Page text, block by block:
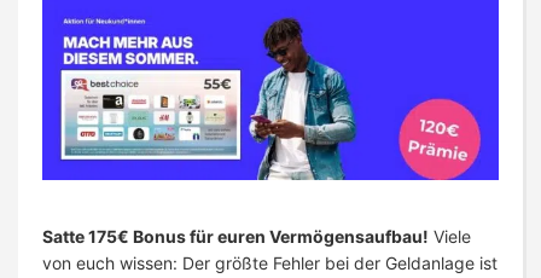
Satte 175€ Bonus für euren Vermögensaufbau! Viele
von euch wissen: Der größte Fehler bei der Geldanlage ist